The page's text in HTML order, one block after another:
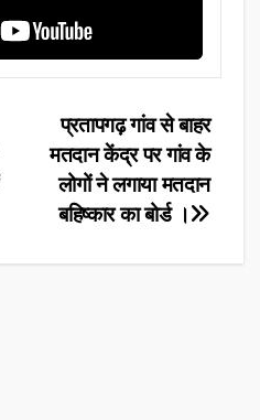
प्रतापगढ़ गांव से बाहर
मतदान केंद्र पर गांव के
लोगों ने लगाया मतदान
बहिष्कार का बोर्ड ।